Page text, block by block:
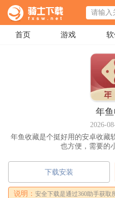
首页 游戏
年
2026-
年鱼收藏是个挺好用的安卓收藏
也方便，需要的
下载安装
说明： 安全下载是通过360助手获取